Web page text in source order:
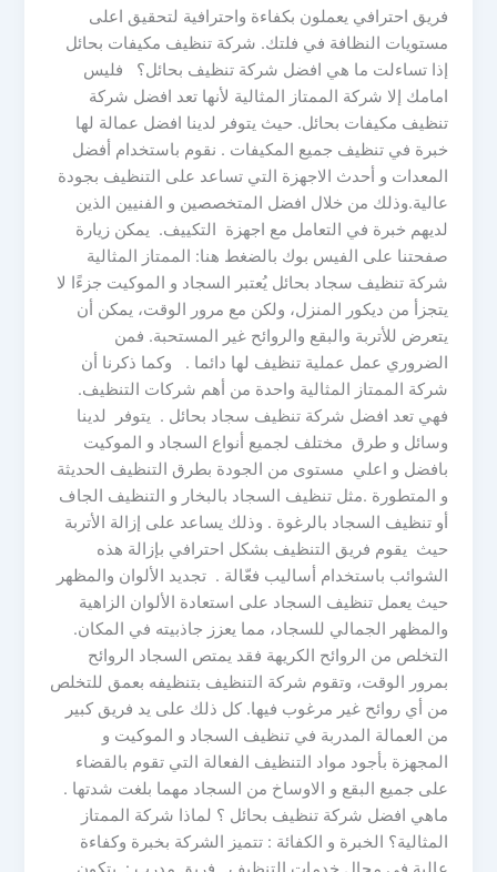
فريق احترافي يعملون بكفاءة واحترافية لتحقيق اعلى
مستويات النظافة في فلتك. شركة تنظيف مكيفات بحائل
إذا تساءلت ما هي افضل شركة تنظيف بحائل؟ فليس
امامك إلا شركة الممتاز المثالية لأنها تعد افضل شركة
تنظيف مكيفات بحائل. حيث يتوفر لدينا افضل عمالة لها
خبرة في تنظيف جميع المكيفات . نقوم باستخدام أفضل
المعدات و أحدث الاجهزة التي تساعد على التنظيف بجودة
عالية.وذلك من خلال افضل المتخصصين و الفنيين الذين
لديهم خبرة في التعامل مع اجهزة التكييف. يمكن زيارة
صفحتنا على الفيس بوك بالضغط هنا: الممتاز المثالية
شركة تنظيف سجاد بحائل يُعتبر السجاد و الموكيت جزءًا لا
يتجزأ من ديكور المنزل، ولكن مع مرور الوقت، يمكن أن
يتعرض للأتربة والبقع والروائح غير المستحبة. فمن
الضروري عمل عملية تنظيف لها دائما . وكما ذكرنا أن
شركة الممتاز المثالية واحدة من أهم شركات التنظيف.
فهي تعد افضل شركة تنظيف سجاد بحائل . يتوفر لدينا
وسائل و طرق مختلف لجميع أنواع السجاد و الموكيت
بافضل و اعلي مستوى من الجودة بطرق التنظيف الحديثة
و المتطورة .مثل تنظيف السجاد بالبخار و التنظيف الجاف
أو تنظيف السجاد بالرغوة . وذلك يساعد على إزالة الأتربة
حيث يقوم فريق التنظيف بشكل احترافي بإزالة هذه
الشوائب باستخدام أساليب فعّالة . تجديد الألوان والمظهر
حيث يعمل تنظيف السجاد على استعادة الألوان الزاهية
والمظهر الجمالي للسجاد، مما يعزز جاذبيته في المكان.
التخلص من الروائح الكريهة فقد يمتص السجاد الروائح
بمرور الوقت، وتقوم شركة التنظيف بتنظيفه بعمق للتخلص
من أي روائح غير مرغوب فيها. كل ذلك على يد فريق كبير
من العمالة المدربة في تنظيف السجاد و الموكيت و
المجهزة بأجود مواد التنظيف الفعالة التي تقوم بالقضاء
على جميع البقع و الاوساخ من السجاد مهما بلغت شدتها .
ماهي افضل شركة تنظيف بحائل ؟ لماذا شركة الممتاز
المثالية؟ الخبرة و الكفائة : تتميز الشركة بخبرة وكفاءة